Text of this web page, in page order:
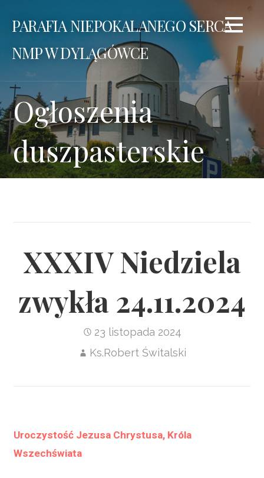
PARAFIA NIEPOKALANEGO SERCA
NMP W DYLĄGÓWCE
Ogłoszenia
duszpasterskie
XXXIV Niedziela
zwykła 24.11.2024
23 listopada 2024
Ks.Robert Świtalski
Uroczystość Jezusa Chrystusa, Króla
Wszechświata